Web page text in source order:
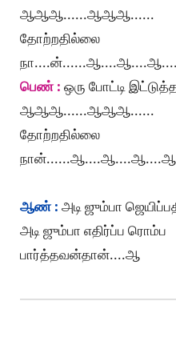
ஆஆஆ......ஆஆஆ......
தோற்றதில்லை
பெண் : ஒரு போட்டி
ஆஆஆ......ஆஆஆ......
தோற்றதில்லை
ஆண் : அடி ஜும்பா
அடி ஜும்பா எதிர்ப்ப ரொம்ப
பார்த்தவன்தான்....ஆ